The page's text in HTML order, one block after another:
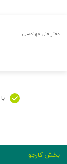
دفتر فنی مهندسی
با
بخش کارجو